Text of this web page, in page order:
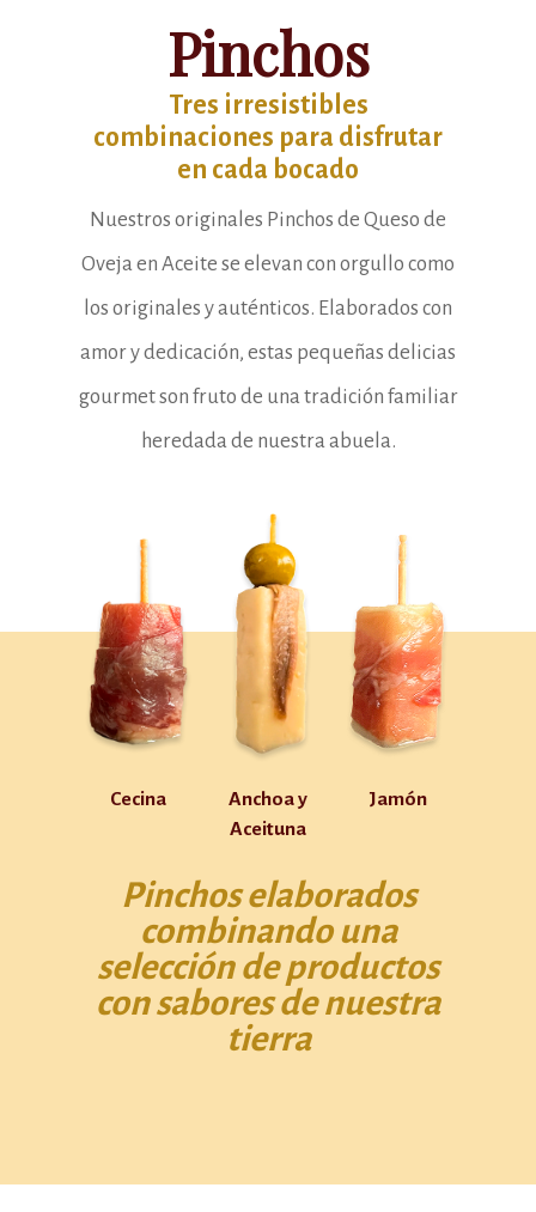
Pinchos
Tres irresistibles
combinaciones para disfrutar
en cada bocado
Nuestros originales Pinchos de Queso de
Oveja en Aceite se elevan con orgullo como
los originales y auténticos. Elaborados con
amor y dedicación, estas pequeñas delicias
gourmet son fruto de una tradición familiar
heredada de nuestra abuela.
Cecina
Anchoa y
Aceituna
Jamón
Pinchos elaborados
combinando una
selección de productos
con sabores de nuestra
tierra